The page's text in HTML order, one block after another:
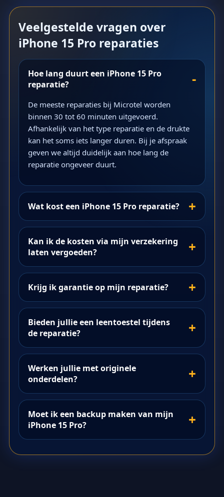
Veelgestelde vragen over
iPhone 15 Pro reparaties
Hoe lang duurt een iPhone 15 Pro
reparatie?
De meeste reparaties bij Microtel worden
binnen 30 tot 60 minuten uitgevoerd.
Afhankelijk van het type reparatie en de drukte
kan het soms iets langer duren. Bij je afspraak
geven we altijd duidelijk aan hoe lang de
reparatie ongeveer duurt.
Wat kost een iPhone 15 Pro reparatie?
Kan ik de kosten via mijn verzekering
laten vergoeden?
Krijg ik garantie op mijn reparatie?
Bieden jullie een leentoestel tijdens
de reparatie?
Werken jullie met originele
onderdelen?
Moet ik een backup maken van mijn
iPhone 15 Pro?